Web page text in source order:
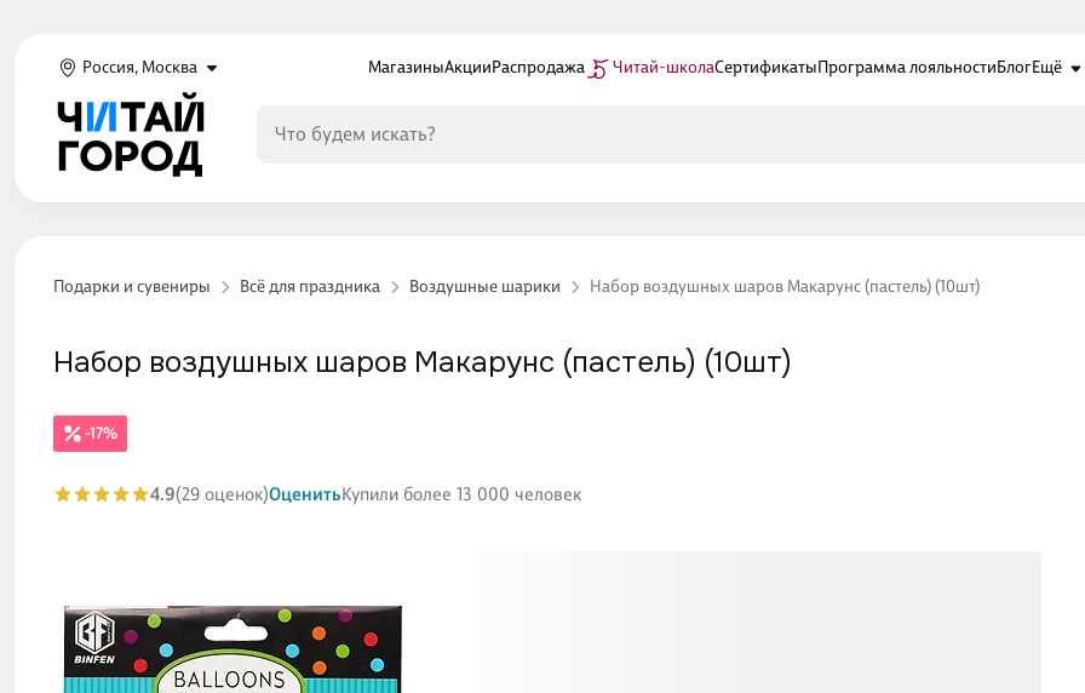
Россия, Москва МагазиныАкцииРаспродажа Читай-школаСертификатыПрограмма лояльностиБлогЕщё
Подарки и сувениры Всё для праздника Воздушные шарики Набор воздушных шаров Макарунс (пастель) (10шт)
-17%
Набор воздушных шаров Макарунс (пастель) (10шт)
4.9(29 оценок)ОценитьКупили более 13 000 человек